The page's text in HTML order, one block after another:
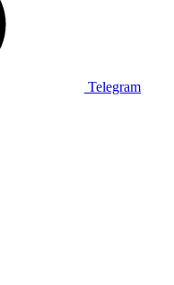
Telegram